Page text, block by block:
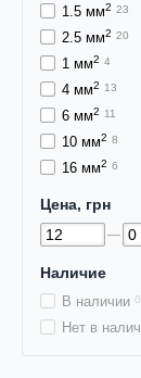
1.5 мм2 23
2.5 мм2 20
1 мм2 4
4 мм2 13
6 мм2 11
10 мм2 8
16 мм2 6
Цена, грн
Наличие
В наличии 0
Нет в